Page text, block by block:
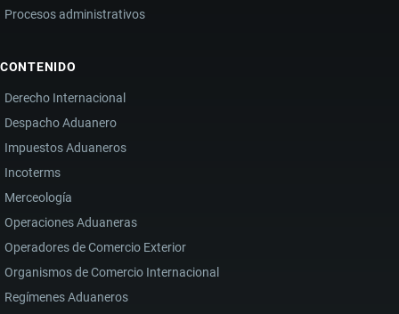
Procesos administrativos
CONTENIDO
Derecho Internacional
Despacho Aduanero
Impuestos Aduaneros
Incoterms
Merceología
Operaciones Aduaneras
Operadores de Comercio Exterior
Organismos de Comercio Internacional
Regímenes Aduaneros